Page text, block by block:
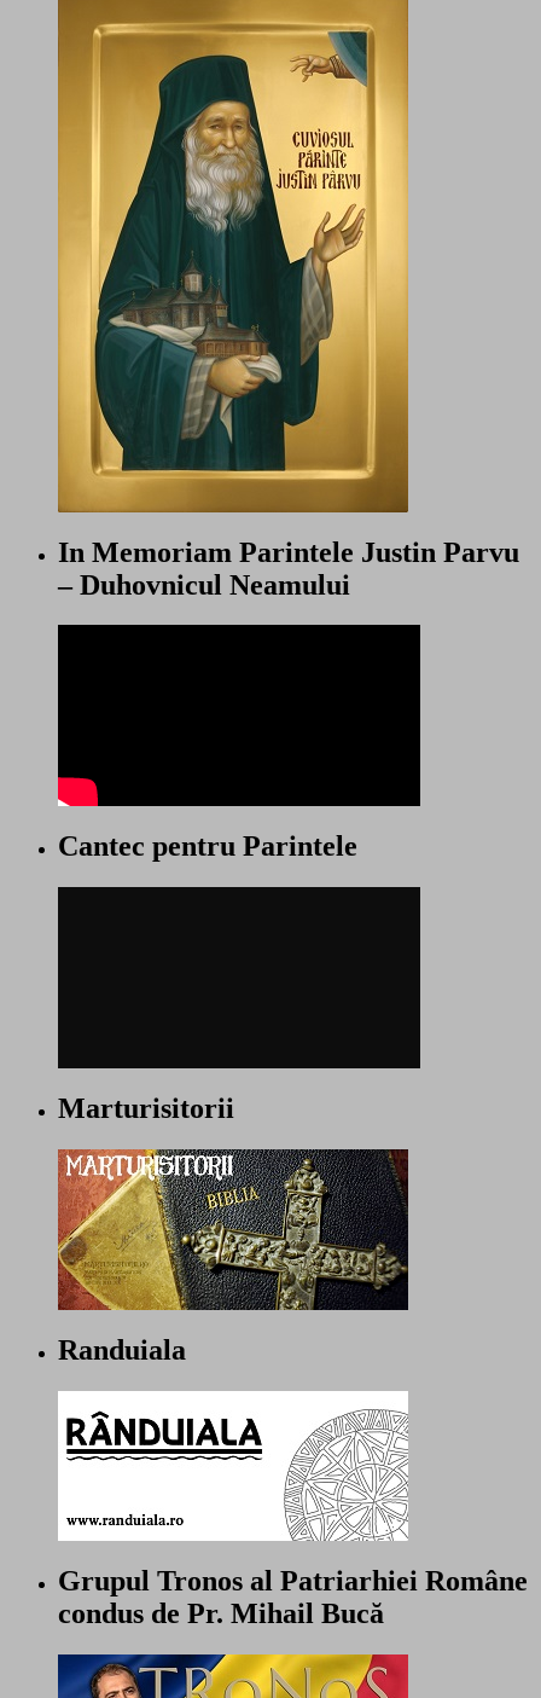
In Memoriam Parintele Justin Parvu
– Duhovnicul Neamului
Cantec pentru Parintele
Marturisitorii
Randuiala
Grupul Tronos al Patriarhiei Române
condus de Pr. Mihail Bucă